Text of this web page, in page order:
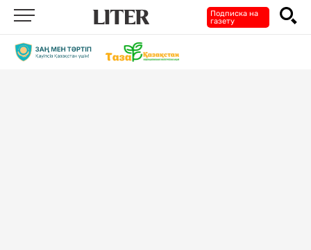
Подписка на
газету